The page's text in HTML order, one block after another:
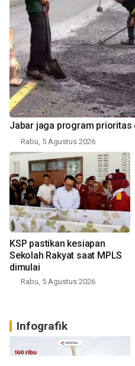
Jabar jaga program prioritas
Rabu, 5 Agustus 2026
KSP pastikan kesiapan
Sekolah Rakyat saat MPLS
dimulai
Rabu, 5 Agustus 2026
Infografik